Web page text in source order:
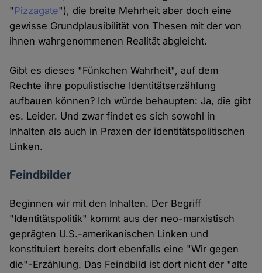
"Pizzagate"), die breite Mehrheit aber doch eine
gewisse Grundplausibilität von Thesen mit der von
ihnen wahrgenommenen Realität abgleicht.
Gibt es dieses "Fünkchen Wahrheit", auf dem
Rechte ihre populistische Identitätserzählung
aufbauen können? Ich würde behaupten: Ja, die gibt
es. Leider. Und zwar findet es sich sowohl in
Inhalten als auch in Praxen der identitätspolitischen
Linken.
Feindbilder
Beginnen wir mit den Inhalten. Der Begriff
"Identitätspolitik" kommt aus der neo-marxistisch
geprägten U.S.-amerikanischen Linken und
konstituiert bereits dort ebenfalls eine "Wir gegen
die"-Erzählung. Das Feindbild ist dort nicht der "alte